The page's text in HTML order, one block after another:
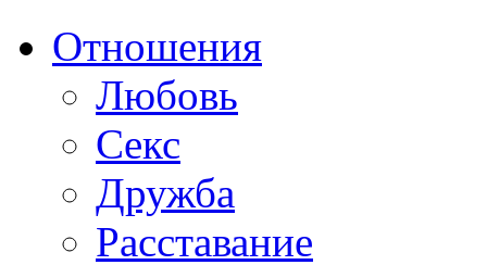
Отношения
Любовь
Секс
Дружба
Расставание